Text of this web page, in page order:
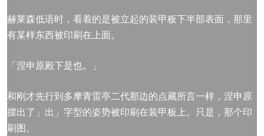
赫莱森低语时，看着的是被立起的装甲板下半部表面，那里
有某样东西被印刷在上面。
「涅申原殿下是也。」
和刚才先行到多摩青雷亭二代那边的点藏所言一样，涅申原
摆出了」出」字型的姿势被印刷在装甲板上。只是，那个印
刷图。